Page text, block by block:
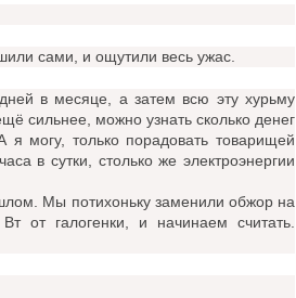
сами, и ощутили весь ужас.
в месяце, а затем всю эту хурьму
сильнее, можно узнать сколько денег
могу, только порадовать товарищей
в сутки, столько же электроэнергии
Мы потихоньку заменили обжор на
от галогенки, и начинаем считать.